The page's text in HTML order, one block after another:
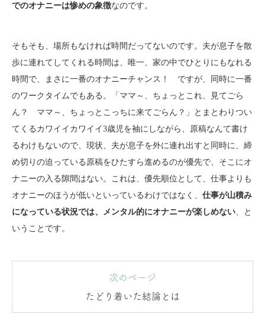
でのオナニーは惨めの象徴なのです。
そもそも、場所もなければ時間だってないのです。夫が息子を散
歩に連れてしてくれる時間は、唯一、家の中でひとりにもなれる
時間で、まさに一番のオナニーチャンス！ ですが、同時に一番
のワークタイムでもある。「ママ～、ちょっとこれ、見てごら
ん？ ママ～、ちょっとこっちに来てごらん？」とまとわりつい
てくるカワイイカワイイ3歳児を袖にしながら、原稿なんて書け
るわけもないので、現状、夫が息子を外に連れ出すと同時に、締
め切りの迫っている原稿をひたすら進めるのが優先で、そこにオ
ナニーの入る隙間はない。これは、優先順位として、仕事よりも
オナニーのほうが低いといっているわけではなく、 仕事が山積み
になっている状況では、メンタル的にオナニーが楽しめない 、と
いうことです。
次のページ
たどり着いた結論とは